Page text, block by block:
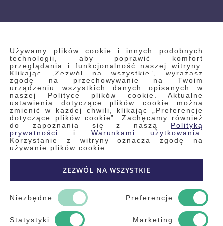
Używamy plików cookie i innych podobnych
technologii, aby poprawić komfort
przeglądania i funkcjonalność naszej witryny.
Klikając „Zezwól na wszystkie”, wyrażasz
zgodę na przechowywanie na Twoim
urządzeniu wszystkich danych opisanych w
naszej Polityce plików cookie. Aktualne
ustawienia dotyczące plików cookie można
zmienić w każdej chwili, klikając „Preferencje
dotyczące plików cookie”. Zachęcamy również
do zapoznania się z naszą Polityką
prywatności
i Warunkami użytkowania
Korzystanie z witryny oznacza zgodę na
używanie plików cookie.
ZEZWÓL NA WSZYSTKIE
Niezbędne Preferencje
Statystyki Marketing
INFORMACJE
Regulamin
Polityka prywatności i pliki cookie
Wyszukiwane frazy
Wyszukiwanie zaawansowane
Zamówienia
Skontaktuj się z nami
Odstąp od umowy
Kontakt